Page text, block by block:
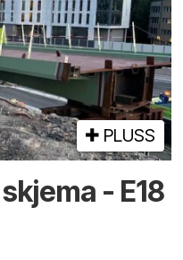
PLUSS
- E18